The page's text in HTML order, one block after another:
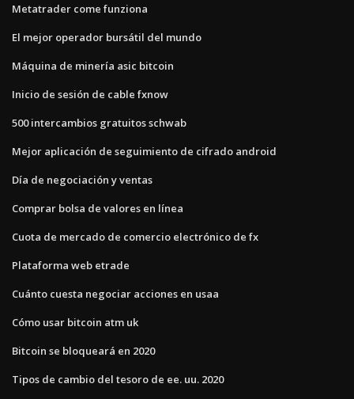
Metatrader come funziona
El mejor operador bursátil del mundo
Máquina de minería asic bitcoin
Inicio de sesión de cable fxnow
500 intercambios gratuitos schwab
Mejor aplicación de seguimiento de cifrado android
Día de negociación y ventas
Comprar bolsa de valores en línea
Cuota de mercado de comercio electrónico de fx
Plataforma web etrade
Cuánto cuesta negociar acciones en usaa
Cómo usar bitcoin atm uk
Bitcoin se bloqueará en 2020
Tipos de cambio del tesoro de ee. uu. 2020